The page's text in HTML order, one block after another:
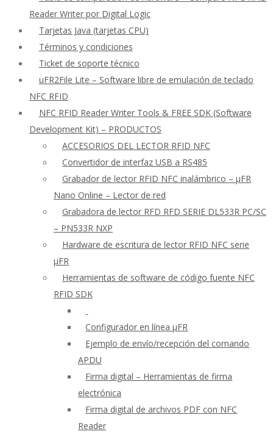
Reader Writer por Digital Logic
Tarjetas Java (tarjetas CPU)
Términos y condiciones
Ticket de soporte técnico
uFR2File Lite – Software libre de emulación de teclado
NFC RFID
NFC RFID Reader Writer Tools & FREE SDK (Software
Development Kit) – PRODUCTOS
ACCESORIOS DEL LECTOR RFID NFC
Convertidor de interfaz USB a RS485
Grabador de lector RFID NFC inalámbrico – μFR
Nano Online – Lector de red
Grabadora de lector RFD RFD SERIE DL533R PC/SC
– PN533R NXP
Hardware de escritura de lector RFID NFC serie
μFR
Herramientas de software de código fuente NFC
RFID SDK
Configurador en línea μFR
Ejemplo de envío/recepción del comando
APDU
Firma digital – Herramientas de firma
electrónica
Firma digital de archivos PDF con NFC
Reader